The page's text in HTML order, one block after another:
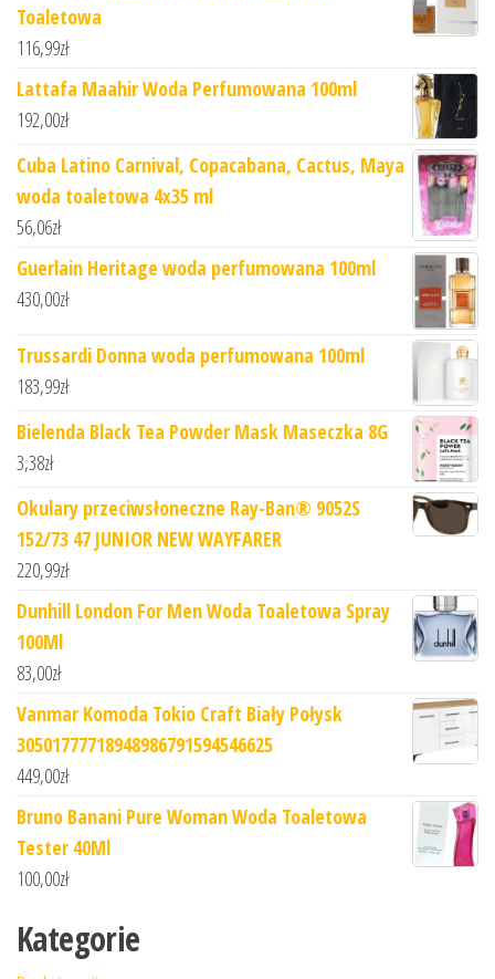
Toaletowa
116,99zł
Lattafa Maahir Woda Perfumowana 100ml
192,00zł
Cuba Latino Carnival, Copacabana, Cactus, Maya
woda toaletowa 4x35 ml
56,06zł
Guerlain Heritage woda perfumowana 100ml
430,00zł
Trussardi Donna woda perfumowana 100ml
183,99zł
Bielenda Black Tea Powder Mask Maseczka 8G
3,38zł
Okulary przeciwsłoneczne Ray-Ban® 9052S
152/73 47 JUNIOR NEW WAYFARER
220,99zł
Dunhill London For Men Woda Toaletowa Spray
100Ml
83,00zł
Vanmar Komoda Tokio Craft Biały Połysk
30501777718948986791594546625
449,00zł
Bruno Banani Pure Woman Woda Toaletowa
Tester 40Ml
100,00zł
Kategorie